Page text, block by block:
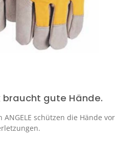
braucht gute Hände.
schützen die Hände vor